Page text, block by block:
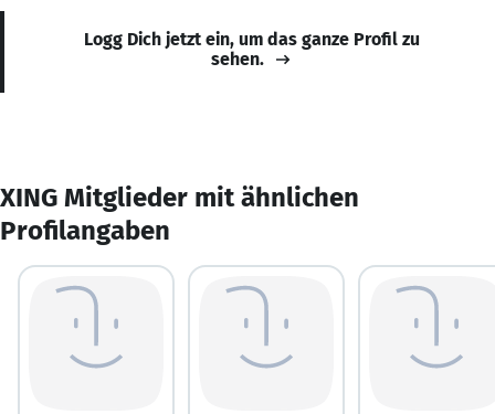
Logg Dich jetzt ein, um das ganze Profil zu
sehen.
XING Mitglieder mit ähnlichen
Profilangaben